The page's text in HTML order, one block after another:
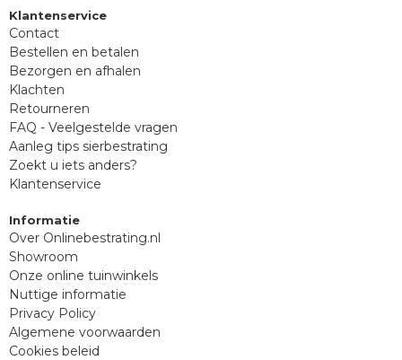
Klantenservice
Contact
Bestellen en betalen
Bezorgen en afhalen
Klachten
Retourneren
FAQ - Veelgestelde vragen
Aanleg tips sierbestrating
Zoekt u iets anders?
Klantenservice
Informatie
Over Onlinebestrating.nl
Showroom
Onze online tuinwinkels
Nuttige informatie
Privacy Policy
Algemene voorwaarden
Cookies beleid